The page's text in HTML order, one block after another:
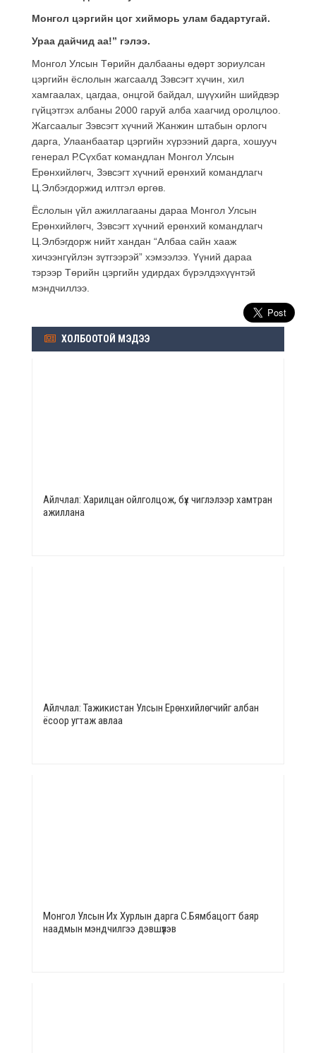
Монгол цэргийн цог хийморь улам бадартугай.
Ураа дайчид аа!” гэлээ.
Монгол Улсын Төрийн далбааны өдөрт зориулсан
цэргийн ёслолын жагсаалд Зэвсэгт хүчин, хил
хамгаалах, цагдаа, онцгой байдал, шүүхийн шийдвэр
гүйцэтгэх албаны 2000 гаруй алба хаагчид оролцлоо.
Жагсаалыг Зэвсэгт хүчний Жанжин штабын орлогч
дарга, Улаанбаатар цэргийн хүрээний дарга, хошууч
генерал Р.Сүхбат командлан Монгол Улсын
Ерөнхийлөгч, Зэвсэгт хүчний ерөнхий командлагч
Ц.Элбэгдоржид илтгэл өргөв.
Ёслолын үйл ажиллагааны дараа Монгол Улсын
Ерөнхийлөгч, Зэвсэгт хүчний ерөнхий командлагч
Ц.Элбэгдорж нийт хандан “Албаа сайн хааж
хичээнгүйлэн зүтгээрэй” хэмээлээ. Үүний дараа
тэрээр Төрийн цэргийн удирдах бүрэлдэхүүнтэй
мэндчиллээ.
ХОЛБООТОЙ МЭДЭЭ
Айлчлал: Харилцан ойлголцож, бүх чиглэлээр хамтран
ажиллана
Айлчлал: Тажикистан Улсын Ерөнхийлөгчийг албан
ёсоор угтаж авлаа
Монгол Улсын Их Хурлын дарга С.Бямбацогт баяр
наадмын мэндчилгээ дэвшүүлэв